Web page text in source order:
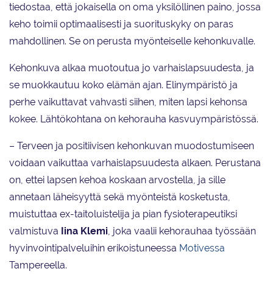
tiedostaa, että jokaisella on oma yksilöllinen paino, jossa
keho toimii optimaalisesti ja suorituskyky on paras
mahdollinen. Se on perusta myönteiselle kehonkuvalle.
Kehonkuva alkaa muotoutua jo varhaislapsuudesta, ja
se muokkautuu koko elämän ajan. Elinympäristö ja
perhe vaikuttavat vahvasti siihen, miten lapsi kehonsa
kokee. Lähtökohtana on kehorauha kasvuympäristössä.
– Terveen ja positiivisen kehonkuvan muodostumiseen
voidaan vaikuttaa varhaislapsuudesta alkaen. Perustana
on, ettei lapsen kehoa koskaan arvostella, ja sille
annetaan läheisyyttä sekä myönteistä kosketusta,
muistuttaa ex-taitoluistelija ja pian fysioterapeutiksi
valmistuva Iina Klemi, joka vaalii kehorauhaa työssään
hyvinvointipalveluihin erikoistuneessa Motivessa
Tampereella.